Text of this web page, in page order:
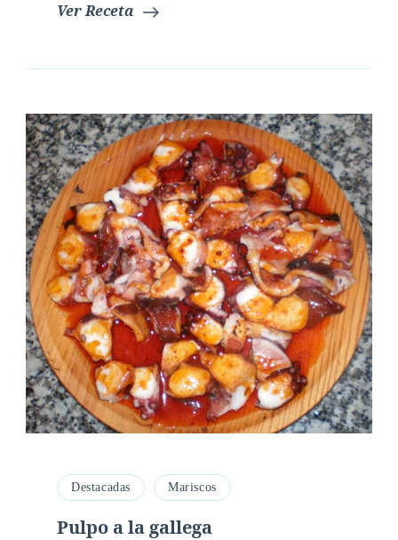
Ver Receta
Destacadas Mariscos
Pulpo a la gallega